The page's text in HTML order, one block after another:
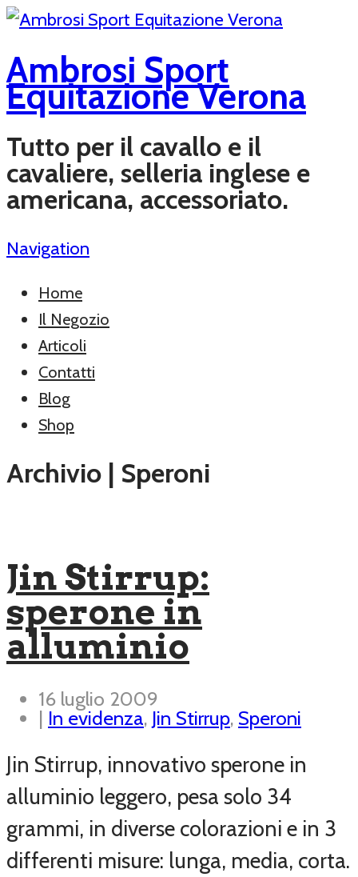
Ambrosi Sport
Equitazione Verona
Tutto per il cavallo e il
cavaliere, selleria inglese e
americana, accessoriato.
Navigation
Home
Il Negozio
Articoli
Contatti
Blog
Shop
Archivio | Speroni
Jin Stirrup:
sperone in
alluminio
16 luglio 2009
| In evidenza, Jin Stirrup, Speroni
Jin Stirrup, innovativo sperone in
alluminio leggero, pesa solo 34
grammi, in diverse colorazioni e in 3
differenti misure: lunga, media, corta.